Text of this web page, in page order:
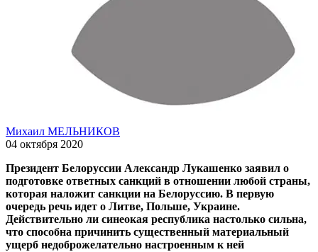
Михаил МЕЛЬНИКОВ
04 октября 2020
Президент Белоруссии Александр Лукашенко заявил о
подготовке ответных санкций в отношении любой страны,
которая наложит санкции на Белоруссию. В первую
очередь речь идет о Литве, Польше, Украине.
Действительно ли синеокая республика настолько сильна,
что способна причинить существенный материальный
ущерб недоброжелательно настроенным к ней